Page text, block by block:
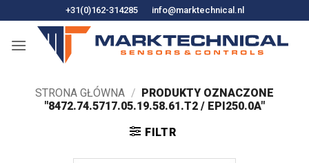
do
treści
+31(0)162-314285 info@marktechnical.nl
STRONA GŁÓWNA / PRODUKTY OZNACZONE
"8472.74.5717.05.19.58.61.T2 / EPI250.0A"
FILTR